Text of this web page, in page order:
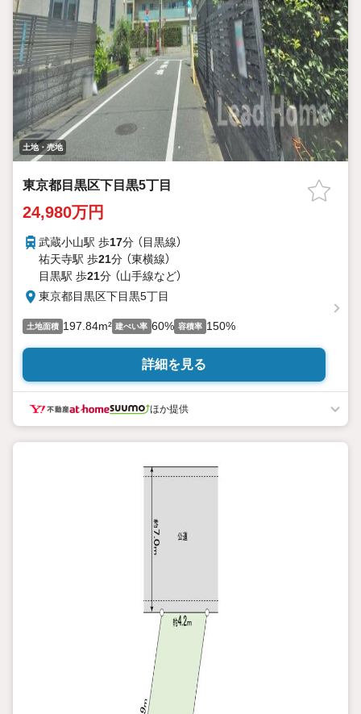
土地・売地
東京都目黒区下目黒5丁目
24,980万円
武蔵小山駅 歩17分 （目黒線）
祐天寺駅 歩21分 （東横線）
目黒駅 歩21分 （山手線など）
東京都目黒区下目黒5丁目
土地面積 197.84m² 建ぺい率 60% 容積率 150%
詳細を見る
ほか提供